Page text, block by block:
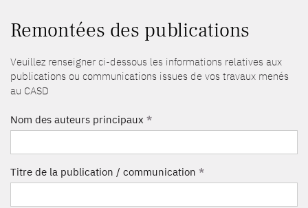
Remontées des publications
Veuillez renseigner ci-dessous les informations relatives aux
publications ou communications issues de vos travaux menés
au CASD
Nom des auteurs principaux *
Titre de la publication / communication *